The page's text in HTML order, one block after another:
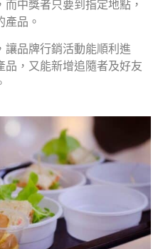
中獎者只要到指定地點，
品。
讓品牌行銷活動能順利進
，又能新增追隨者及好友